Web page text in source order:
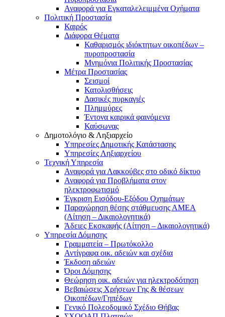
Αναφορά για Εγκαταλελειμμένα Οχήματα
Πολιτική Προστασία
Καιρός
Διάφορα Θέματα
Καθαρισμός ιδιόκτητων οικοπέδων –
πυροπροστασία
Μνημόνια Πολιτικής Προστασίας
Μέτρα Προστασίας
Σεισμοί
Κατολισθήσεις
Δασικές πυρκαγιές
Πλημμύρες
Έντονα καιρικά φαινόμενα
Καύσωνας
Δημοτολόγιο & Ληξιαρχείο
Υπηρεσίες Δημοτικής Κατάστασης
Υπηρεσίες Ληξιαρχείου
Τεχνική Υπηρεσία
Αναφορά για Λακκούβες στο οδικό δίκτυο
Αναφορά για Προβλήματα στον
ηλεκτροφωτισμό
Έγκριση Εισόδου-Εξόδου Οχημάτων
Παραχώρηση θέσης στάθμευσης ΑΜΕΑ
(Αίτηση – Δικαιολογητικά)
Άδειες Εκσκαφής (Αίτηση – Δικαιολογητικά)
Υπηρεσία Δόμησης
Γραμματεία – Πρωτόκολλο
Αντίγραφα οικ. αδειών και σχέδια
Έκδοση αδειών
Όροι Δόμησης
Θεώρηση οικ. αδειών για ηλεκτροδότηση
Βεβαιώσεις Χρήσεων Γης & θέσεων
Οικοπέδων/Γηπέδων
Γενικό Πολεοδομικό Σχέδιο Θήβας